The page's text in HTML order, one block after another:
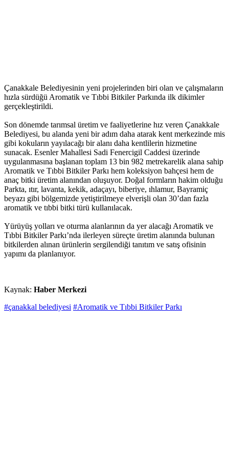
Çanakkale Belediyesinin yeni projelerinden biri olan ve çalışmaların
hızla sürdüğü Aromatik ve Tıbbi Bitkiler Parkında ilk dikimler
gerçekleştirildi.
Son dönemde tarımsal üretim ve faaliyetlerine hız veren Çanakkale
Belediyesi, bu alanda yeni bir adım daha atarak kent merkezinde mis
gibi kokuların yayılacağı bir alanı daha kentlilerin hizmetine
sunacak. Esenler Mahallesi Sadi Fenercigil Caddesi üzerinde
uygulanmasına başlanan toplam 13 bin 982 metrekarelik alana sahip
Aromatik ve Tıbbi Bitkiler Parkı hem koleksiyon bahçesi hem de
anaç bitki üretim alanından oluşuyor. Doğal formların hakim olduğu
Parkta, ıtır, lavanta, kekik, adaçayı, biberiye, ıhlamur, Bayramiç
beyazı gibi bölgemizde yetiştirilmeye elverişli olan 30’dan fazla
aromatik ve tıbbi bitki türü kullanılacak.
Yürüyüş yolları ve oturma alanlarının da yer alacağı Aromatik ve
Tıbbi Bitkiler Parkı’nda ilerleyen süreçte üretim alanında bulunan
bitkilerden alınan ürünlerin sergilendiği tanıtım ve satış ofisinin
yapımı da planlanıyor.
Kaynak: Haber Merkezi
#çanakkal belediyesi #Aromatik ve Tıbbi Bitkiler Parkı